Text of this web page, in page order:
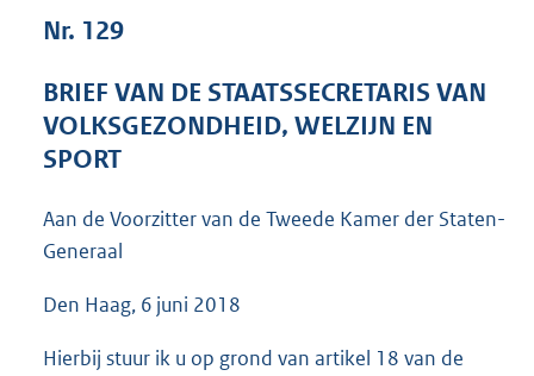
:
4
Nr. 129
BRIEF VAN DE STAATSSECRETARIS VAN
VOLKSGEZONDHEID, WELZIJN EN
SPORT
Aan de Voorzitter van de Tweede Kamer der Staten-
Generaal
Den Haag, 6 juni 2018
Hierbij stuur ik u op grond van artikel 18 van de